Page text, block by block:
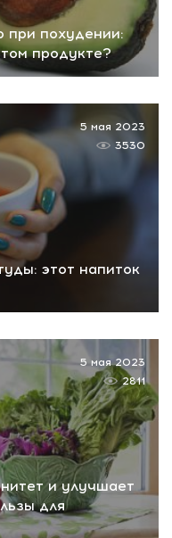
при похудении:
продукте?
этот напиток
5 мая 2023
3530
и улучшает
для
5 мая 2023
2811